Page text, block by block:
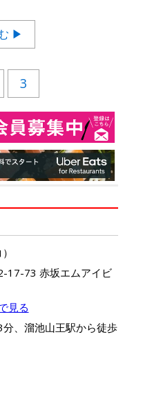
▶
3
17-73 赤坂エムアイビ
見る
、溜池山王駅から徒歩